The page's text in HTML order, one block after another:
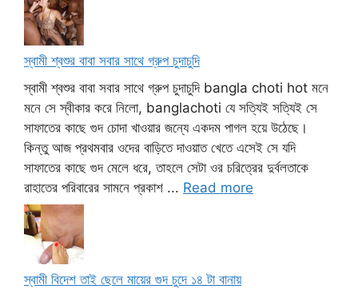
স্বামী শ্বশুর বাবা সবার সাথে গ্রুপ চুদাচুদি
স্বামী শ্বশুর বাবা সবার সাথে গ্রুপ চুদাচুদি bangla choti hot মনে
মনে সে স্বীকার করে নিলো, banglachoti যে সত্যিই সত্যিই সে
সাফাতের কাছে গুদ চোদা খাওয়ার জন্যে একদম পাগল হয়ে উঠেছে।
কিন্তু আজ প্রথমবার ওদের বাড়িতে দাওয়াত খেতে এসেই সে যদি
সাফাতের কাছে গুদ মেলে ধরে, তাহলে সেটা ওর চরিত্রের দুর্বলতাকে
রাহাতের পরিবারের সামনে প্রকাশ ... Read more
স্বামী বিদেশ তাই ছেলে মায়ের গুদ চুদে ১৪ টা বানায়